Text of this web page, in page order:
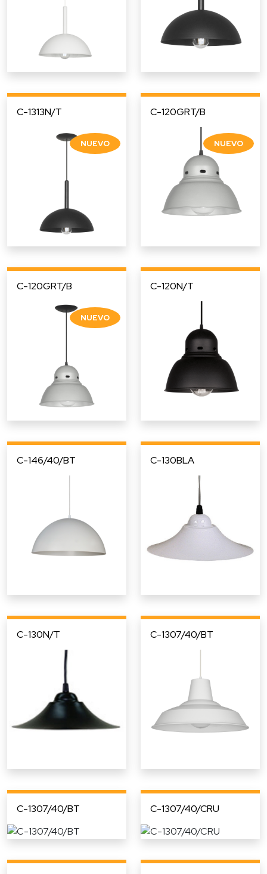
C-1313N/T C-120GRT/B
C-120GRT/B C-120N/T
C-146/40/BT C-130BLA
C-130N/T C-1307/40/BT
C-1307/40/BT C-1307/40/CRU